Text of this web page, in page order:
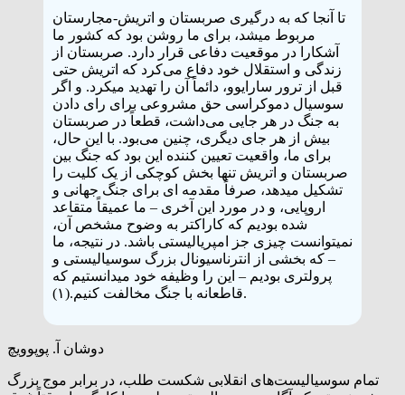
تا آنجا که به درگیری صربستان و اتریش-مجارستان
مربوط میشد، برای ما روشن بود که کشور ما
آشکارا در موقعیت دفاعی قرار دارد. صربستان از
زندگی و استقلال خود دفاع می‌کرد که اتریش حتی
قبل از ترور سارایوو، دائماً آن را تهدید میکرد. و اگر
سوسیال دموکراسی حق مشروعی برای رای دادن
به جنگ در هر جایی می‌داشت، قطعاً در صربستان
بیش از هر جای دیگری، چنین می‌بود. با این حال،
برای ما، واقعیت تعیین کننده این بود که جنگ بین
صربستان و اتریش تنها بخش کوچکی از یک کلیت را
تشکیل میدهد، صرفاً مقدمه ای برای جنگ جهانی و
اروپایی، و در مورد این آخری – ما عمیقاً متقاعد
شده بودیم که کاراکتر به وضوح مشخص آن،
نمیتوانست چیزی جز امپریالیستی باشد. در نتیجه، ما
– که بخشی از انترناسیونال بزرگ سوسیالیستی و
پرولتری بودیم – این را وظیفه خود میدانستیم که
قاطعانه با جنگ مخالفت کنیم.(۱).
دوشان آ. پوپوویچ
تمام سوسیالیست‌های انقلابی شکست طلب، در برابر موج بزرگ